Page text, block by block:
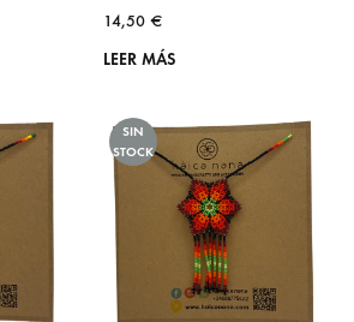
14,50 €
LEER MÁS
SIN
STOCK